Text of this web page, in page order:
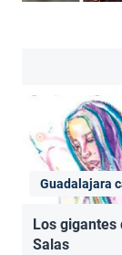
Guadalajara
Los gigantes
Salas